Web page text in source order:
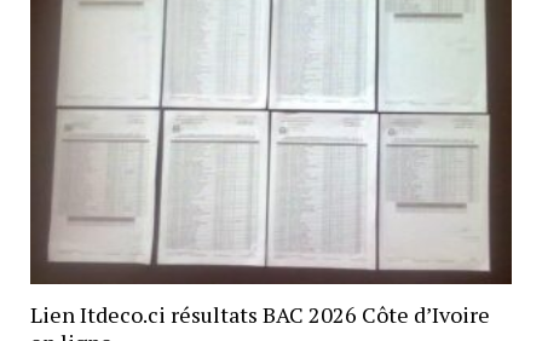
Lien Itdeco.ci résultats BAC 2026 Côte d’Ivoire